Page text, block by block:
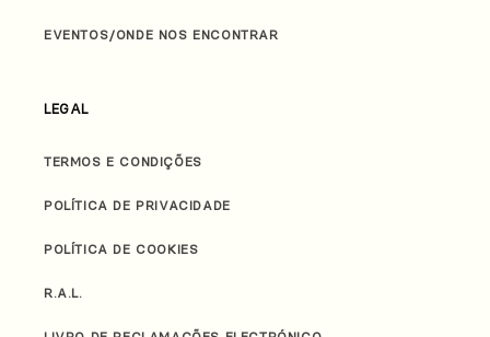
EVENTOS/ONDE NOS ENCONTRAR
LEGAL
TERMOS E CONDIÇÕES
POLÍTICA DE PRIVACIDADE
POLÍTICA DE COOKIES
R.A.L.